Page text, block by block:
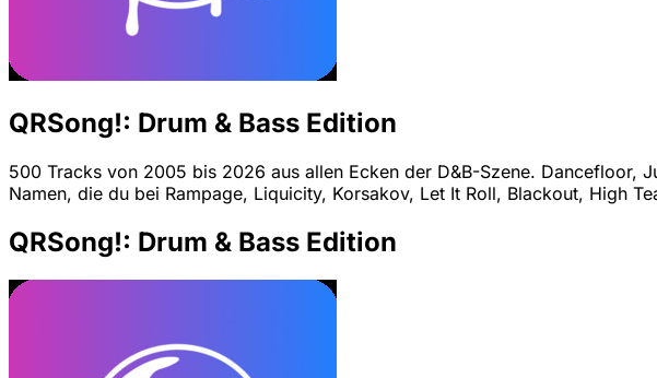
QRSong!: Drum & Bass Edition
500 Tracks von 2005 bis 2026 aus allen Ecken der D&B-Szene. Dancefloor,
Namen, die du bei Rampage, Liquicity, Korsakov, Let It Roll, Blackout, High
QRSong!: Drum & Bass Edition